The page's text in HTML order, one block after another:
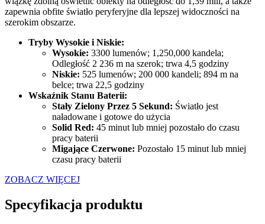
zapewnia obfite światło peryferyjne dla lepszej widoczności na
szerokim obszarze.
Tryby Wysokie i Niskie:
Wysokie: 3300 lumenów; 1,250,000 kandela;
Odległość 2 236 m na szerok; trwa 4,5 godziny
Niskie: 525 lumenów; 200 000 kandeli; 894 m na
belce; trwa 22,5 godziny
Wskaźnik Stanu Baterii:
Stały Zielony Przez 5 Sekund: Światło jest
naładowane i gotowe do użycia
Solid Red: 45 minut lub mniej pozostało do czasu
pracy baterii
Migające Czerwone: Pozostało 15 minut lub mniej
czasu pracy baterii
ZOBACZ WIĘCEJ
Specyfikacja produktu